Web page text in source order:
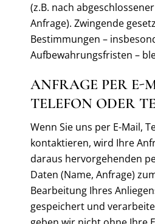
(z.B. nach
Anfrage). Zwingende
Bestimmungen –
Aufbewahrungsfristen –
ANFRAGE PER E-
TELEFON ODER
Wenn Sie uns per E-Mail,
kontaktieren, wird Ihre
daraus hervorgehenden
Daten (Name, Anfrage)
Bearbeitung Ihres
gespeichert und